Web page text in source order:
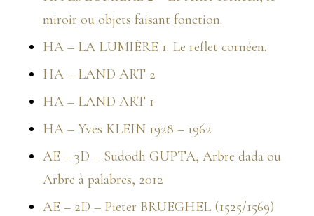
miroir ou objets faisant fonction.
HA – LA LUMIÈRE 1. Le reflet cornéen.
HA – LAND ART 2
HA – LAND ART 1
HA – Yves KLEIN 1928 – 1962
AE – 3D – Sudodh GUPTA, Arbre dada ou
Arbre à palabres, 2012
AE – 2D – Pieter BRUEGHEL (1525/1569)